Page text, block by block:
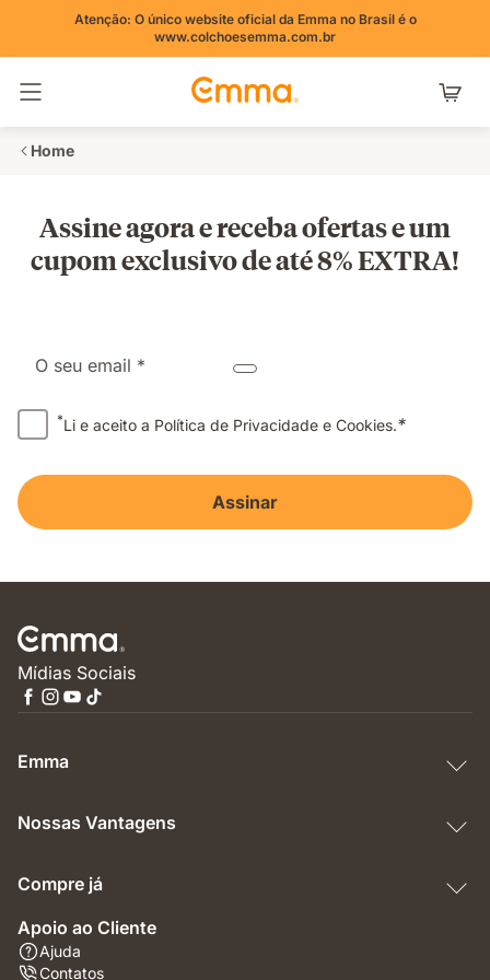
Atenção: O único website oficial da Emma no Brasil é o
www.colchoesemma.com.br
Home
Assine agora e receba ofertas e um
cupom exclusivo de até 8% EXTRA!
O seu email *
*Li e aceito a Política de Privacidade e Cookies.*
Assinar
Mídias Sociais
Emma
Nossas Vantagens
Compre já
Apoio ao Cliente
Ajuda
Contatos